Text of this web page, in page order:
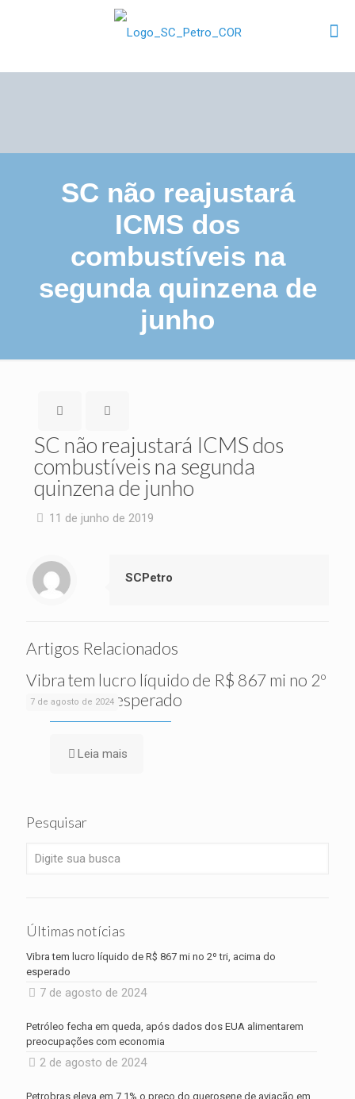
SC não reajustará
ICMS dos
combustíveis na
segunda quinzena de
junho
SC não reajustará ICMS dos
combustíveis na segunda
quinzena de junho
11 de junho de 2019
SCPetro
Artigos Relacionados
7 de agosto de 2024
Vibra tem lucro líquido de R$ 867 mi no 2º
tri, acima do esperado
Leia mais
Pesquisar
Últimas notícias
Vibra tem lucro líquido de R$ 867 mi no 2º tri, acima do
esperado
7 de agosto de 2024
Petróleo fecha em queda, após dados dos EUA alimentarem
preocupações com economia
2 de agosto de 2024
Petrobras eleva em 7,1% o preço do querosene de aviação em